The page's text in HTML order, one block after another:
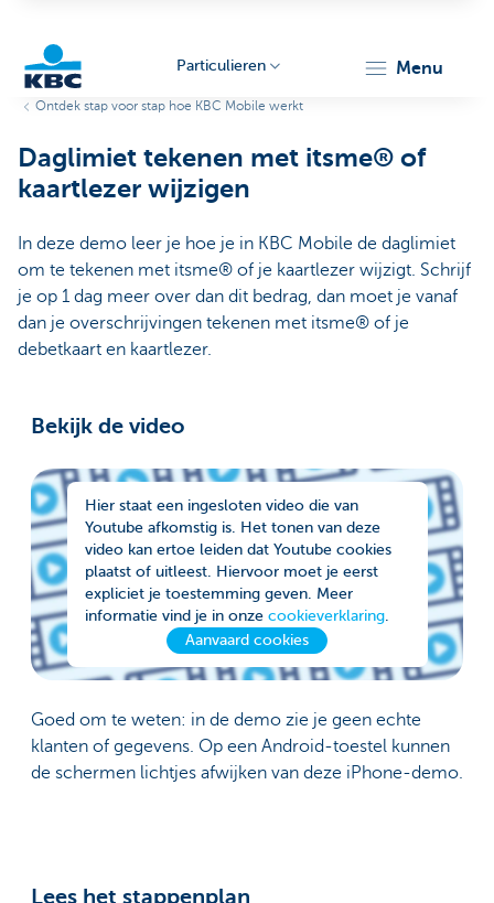
Particulieren
Particulieren menu
Ontdek stap voor stap hoe KBC Mobile werkt
Daglimiet tekenen met itsme® of
kaartlezer wijzigen
In deze demo leer je hoe je in KBC Mobile de daglimiet
om te tekenen met itsme® of je kaartlezer wijzigt. Schrijf
je op 1 dag meer over dan dit bedrag, dan moet je vanaf
dan je overschrijvingen tekenen met itsme® of je
debetkaart en kaartlezer.
Bekijk de video
Hier staat een ingesloten video die van
Youtube afkomstig is. Het tonen van deze
video kan ertoe leiden dat Youtube cookies
plaatst of uitleest. Hiervoor moet je eerst
expliciet je toestemming geven. Meer
informatie vind je in onze cookieverklaring.
Aanvaard cookies
Goed om te weten: in de demo zie je geen echte
klanten of gegevens. Op een Android-toestel kunnen
de schermen lichtjes afwijken van deze iPhone-demo.
Lees het stappenplan